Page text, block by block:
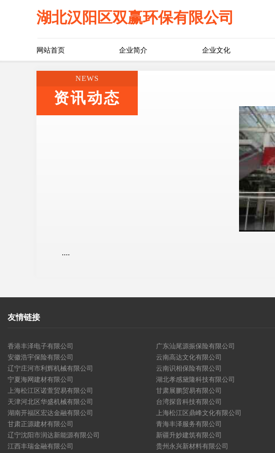
湖北汉阳区双赢环保有限公司
网站首页 企业简介 企业文化
NEWS
资讯动态
....
友情链接
香港丰泽电子有限公司 广东汕尾源振保险有限公司
安徽浩宇保险有限公司
云南高达文化有限公司
辽宁庄河市利辉机械有限公司
云南识相保险有限公司
宁夏海网建材有限公司
湖北孝感黛隆科技有限公司
上海松江区诺萱贸易有限公司
甘肃展鹏贸易有限公司
天津河北区华盛机械有限公司
台湾探音科技有限公司
湖南开福区宏达金融有限公司
上海松江区鼎峰文化有限公司
甘肃正源建材有限公司
青海丰泽服务有限公司
辽宁沈阳市润达新能源有限公司
新疆升妙建筑有限公司
江西丰瑞金融有限公司
贵州永兴新材料有限公司